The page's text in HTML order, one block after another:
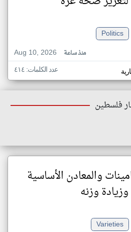
Politics
Aug 10, 2026
منذ ساعة
عدد الكلمات: ٤١٤
فلسطين
والمعادن الأساسية
وزنه
Varieties